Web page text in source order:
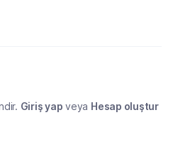
Giriş yap veya Hesap oluştur